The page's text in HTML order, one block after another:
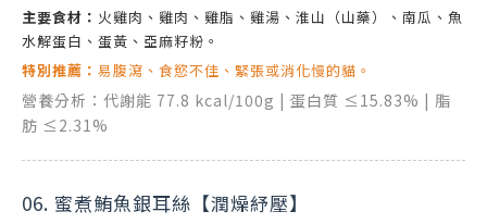
主要食材： 火雞肉、雞肉、雞脂、雞湯、淮山（山藥）、南瓜、魚
水解蛋白、蛋黃、亞麻籽粉。
特別推薦： 易腹瀉、食慾不佳、緊張或消化慢的貓。
營養分析：代謝能 77.8 kcal/100g | 蛋白質 ≤15.83% | 脂
肪 ≤2.31%
06. 蜜煮鮪魚銀耳絲【潤燥紓壓】